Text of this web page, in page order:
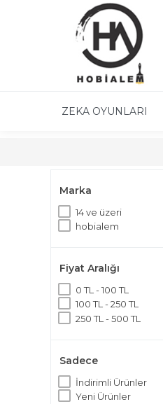
ZEKA OYUNLARI
Marka
14 ve üzeri
hobialem
Fiyat Aralığı
0 TL - 100 TL
100 TL - 250 TL
250 TL - 500 TL
Sadece
İndirimli Ürünler
Yeni Ürünler